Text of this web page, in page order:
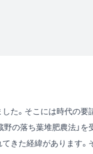
た。そこには時代の要
の落ち葉堆肥農法」を
きた経緯があります。